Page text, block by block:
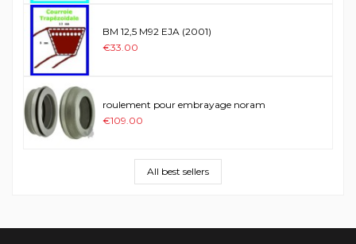
BM 12,5 M92 EJA (2001)
€33.00
roulement pour embrayage noram
€109.00
All best sellers